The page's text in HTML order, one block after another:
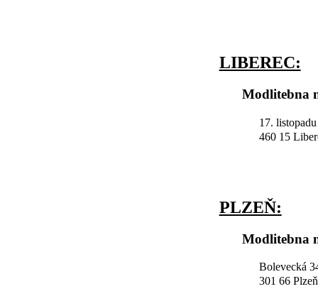
LIBEREC:
Modlitebna
17.
460 15
PLZEŇ:
Modlitebna
Bolevecká
301 66 Plzeň